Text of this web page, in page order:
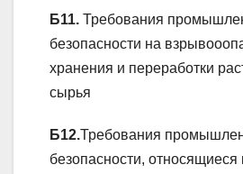
Б11. Требования
безопасности на
хранения и переработки
сырья
Б12.Требования
безопасности,